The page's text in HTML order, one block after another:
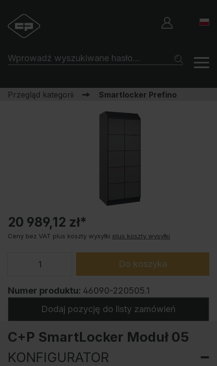
Przegląd kategorii Smartlocker Prefino
20 989,12 zł*
Ceny bez VAT plus koszty wysyłki plus koszty wysyłki
Do koszyka
Numer produktu: 46090-220505.1
Dodaj pozycję do listy zamówień
C+P SmartLocker Moduł 05
KONFIGURATOR